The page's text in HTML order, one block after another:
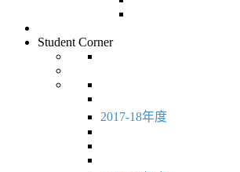
Student Corner
2017-18年度